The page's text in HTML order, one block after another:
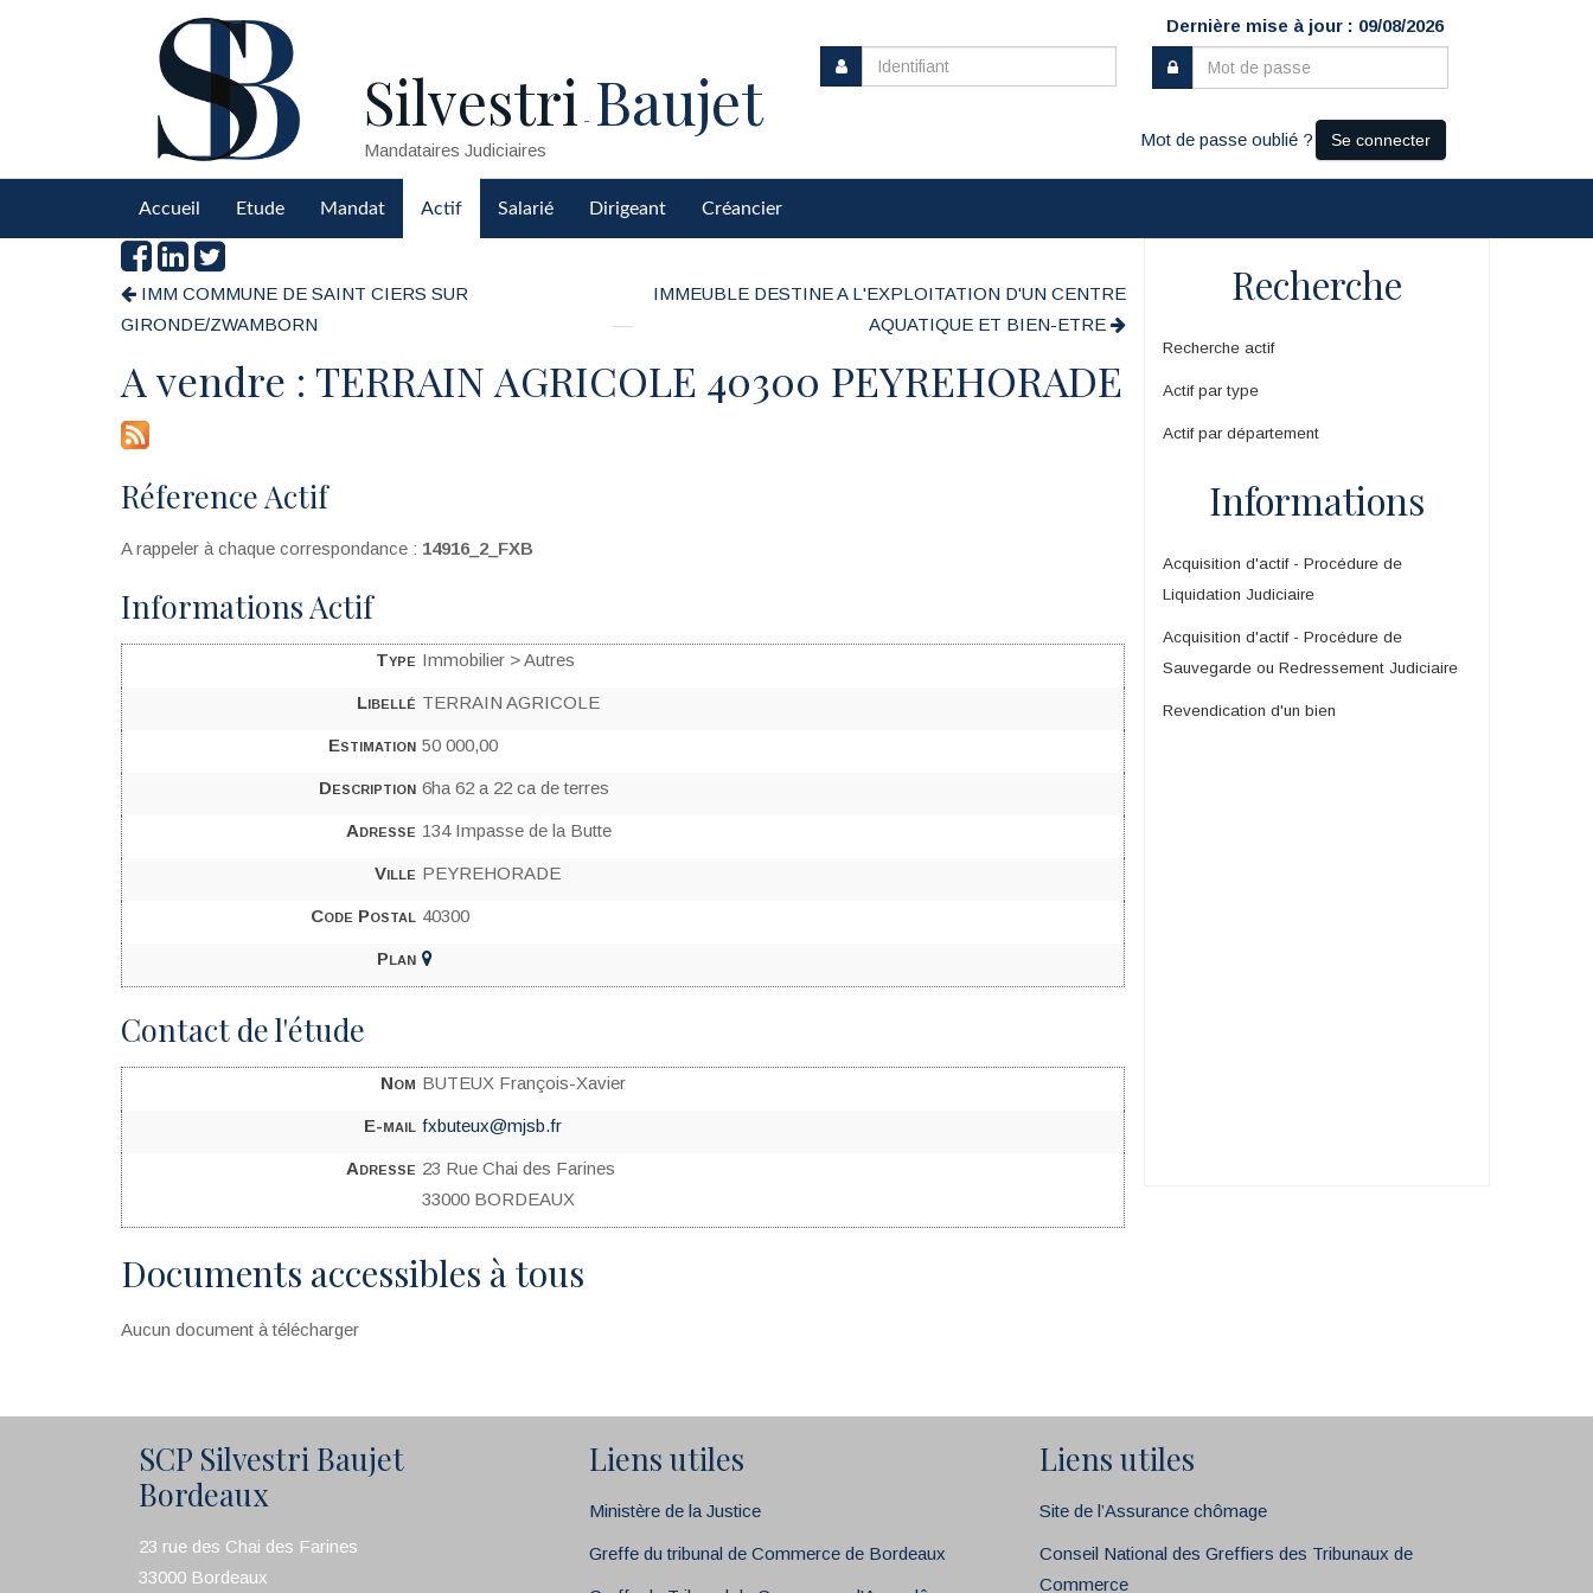
Silvestri - Baujet
Mandataires Judiciaires
Dernière mise à jour : 09/08/2026
Mot de passe oublié ? Se connecter
Accueil Etude Mandat Actif Salarié Dirigeant Créancier
IMM COMMUNE DE SAINT CIERS SUR
GIRONDE/ZWAMBORN
IMMEUBLE DESTINE A L'EXPLOITATION D'UN CENTRE
AQUATIQUE ET BIEN-ETRE
A vendre : TERRAIN AGRICOLE 40300 PEYREHORADE
Réference Actif
A rappeler à chaque correspondance : 14916_2_FXB
Informations Actif
Type Immobilier > Autres
Libellé TERRAIN AGRICOLE
Estimation 50 000,00
Description 6ha 62 a 22 ca de terres
Adresse 134 Impasse de la Butte
Ville PEYREHORADE
Code Postal 40300
Plan
Contact de l'étude
Nom BUTEUX François-Xavier
E-mail fxbuteux@mjsb.fr
Adresse 23 Rue Chai des Farines
33000 BORDEAUX
Documents accessibles à tous
Aucun document à télécharger
Recherche
Recherche actif
Actif par type
Actif par département
Informations
Acquisition d'actif - Procédure de
Liquidation Judiciaire
Acquisition d'actif - Procédure de
Sauvegarde ou Redressement Judiciaire
Revendication d'un bien
SCP Silvestri Baujet
Bordeaux
23 rue des Chai des Farines
33000 Bordeaux
Liens utiles
Ministère de la Justice
Greffe du tribunal de Commerce de Bordeaux
Liens utiles
Site de l’Assurance chômage
Conseil National des Greffiers des Tribunaux de
Commerce